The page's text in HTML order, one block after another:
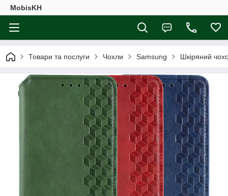
MobisKH
Товари та послуги Чохли Samsung Шкіряний